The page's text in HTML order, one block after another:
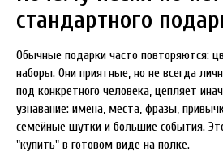
стандартного
Обычные подарки часто повторяются:
наборы. Они приятные, но не всегда
под конкретного человека, цепляет
узнавание: имена, места, фразы,
семейные шутки и большие события.
"купить" в готовом виде на полке.